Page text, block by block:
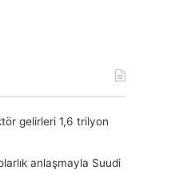
gelirleri 1,6 trilyon
anlaşmayla Suudi